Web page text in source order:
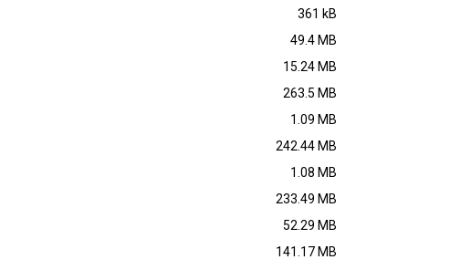
361 kB
49.4 MB
15.24 MB
263.5 MB
1.09 MB
242.44 MB
1.08 MB
233.49 MB
52.29 MB
141.17 MB